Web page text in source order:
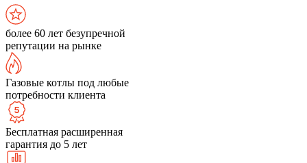
более 60 лет безупречной
репутации на рынке
Газовые котлы под любые
потребности клиента
Бесплатная расширенная
гарантия до 5 лет